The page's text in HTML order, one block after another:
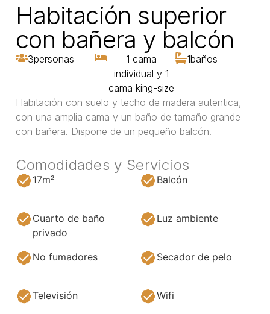
Habitación superior
con bañera y balcón
3personas
1 cama
individual y 1
cama king-size
1baños
Habitación con suelo y techo de madera autentica,
con una amplia cama y un baño de tamaño grande
con bañera. Dispone de un pequeño balcón.
Comodidades y Servicios
17m² Balcón
Cuarto de baño
privado
Luz ambiente
No fumadores Secador de pelo
Televisión Wifi